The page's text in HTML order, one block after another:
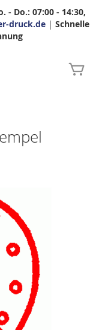
- Do.: 07:00 - 14:30,
druck.de| Schnelle